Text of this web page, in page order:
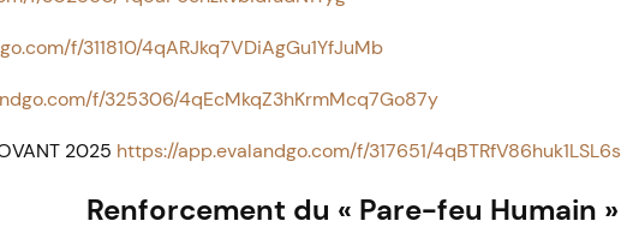
f/311810/4qARJkq7VDiAgGu1YfJuMb
f/325306/4qEcMkqZ3hKrmMcq7Go87y
2025 https://app.evalandgo.com/f/317651/
Renforcement du « Pare-feu Humain »